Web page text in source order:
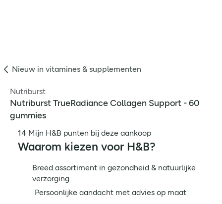
Nieuw in vitamines & supplementen
Nutriburst
Nutriburst TrueRadiance Collagen Support - 60
gummies
14 Mijn H&B punten bij deze aankoop
Waarom kiezen voor H&B?
Breed assortiment in gezondheid & natuurlijke
verzorging
Persoonlijke aandacht met advies op maat